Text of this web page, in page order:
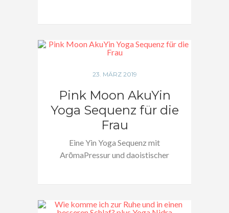
23. MÄRZ 2019
Pink Moon AkuYin
Yoga Sequenz für die
Frau
Eine Yin Yoga Sequenz mit
ArōmaPressur und daoistischer